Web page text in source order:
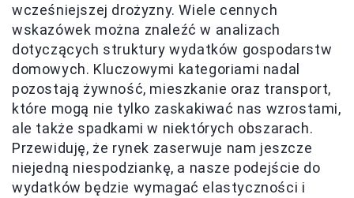
wcześniejszej drożyzny. Wiele cennych
wskazówek można znaleźć w analizach
dotyczących struktury wydatków gospodarstw
domowych. Kluczowymi kategoriami nadal
pozostają żywność, mieszkanie oraz transport,
które mogą nie tylko zaskakiwać nas wzrostami,
ale także spadkami w niektórych obszarach.
Przewiduję, że rynek zaserwuje nam jeszcze
niejedną niespodziankę, a nasze podejście do
wydatków będzie wymagać elastyczności i